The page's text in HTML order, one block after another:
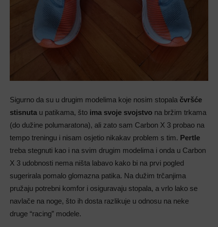
Sigurno da su u drugim modelima koje nosim stopala čvršće
stisnuta u patikama, što ima svoje svojstvo na bržim trkama
(do dužine polumaratona), ali zato sam Carbon X 3 probao na
tempo treningu i nisam osjetio nikakav problem s tim. Pertle
treba stegnuti kao i na svim drugim modelima i onda u Carbon
X 3 udobnosti nema ništa labavo kako bi na prvi pogled
sugerirala pomalo glomazna patika. Na dužim trčanjima
pružaju potrebni komfor i osiguravaju stopala, a vrlo lako se
navlače na noge, što ih dosta razlikuje u odnosu na neke
druge “racing” modele.